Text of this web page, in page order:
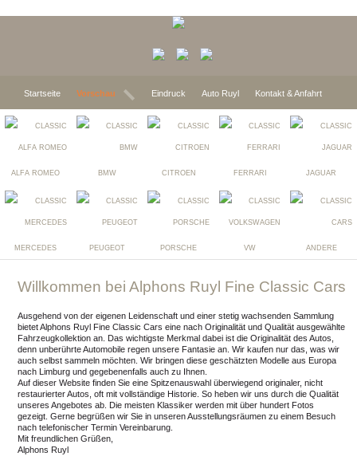
Startseite Vorschau Eindruck Auto Ruyl Kontakt & Anfahrt
ALFA ROMEO BMW CITROEN FERRARI JAGUAR
MERCEDES PEUGEOT PORSCHE VW ANDERE
Willkommen bei Alphons Ruyl Fine Classic Cars
Ausgehend von der eigenen Leidenschaft und einer stetig wachsenden Sammlung
bietet Alphons Ruyl Fine Classic Cars eine nach Originalität und Qualität ausgewählte
Fahrzeugkollektion an. Das wichtigste Merkmal dabei ist die Originalität des Autos,
denn unberührte Automobile regen unsere Fantasie an. Wir kaufen nur das, was wir
auch selbst sammeln möchten. Wir bringen diese geschätzten Modelle aus Europa
nach Limburg und gegebenenfalls auch zu Ihnen.
Auf dieser Website finden Sie eine Spitzenauswahl überwiegend originaler, nicht
restaurierter Autos, oft mit vollständige Historie. So heben wir uns durch die Qualität
unseres Angebotes ab. Die meisten Klassiker werden mit über hundert Fotos
gezeigt. Gerne begrüßen wir Sie in unseren Ausstellungsräumen zu einem Besuch
nach telefonischer Termin Vereinbarung.
Mit freundlichen Grüßen,
Alphons Ruyl